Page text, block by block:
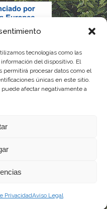
tecnologías como las
del dispositivo. El
procesar datos como el
únicas en este sitio.
afectar negativamente a
PrivacidadAviso Legal
realizada por este Consejo
por el Gobierno de
Agroalimentaria